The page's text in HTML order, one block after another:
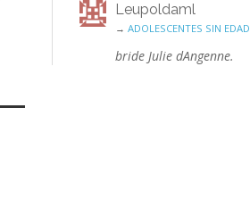
Leupoldaml
→ ADOLESCENTES SIN EDAD
bride Julie dAngenne.